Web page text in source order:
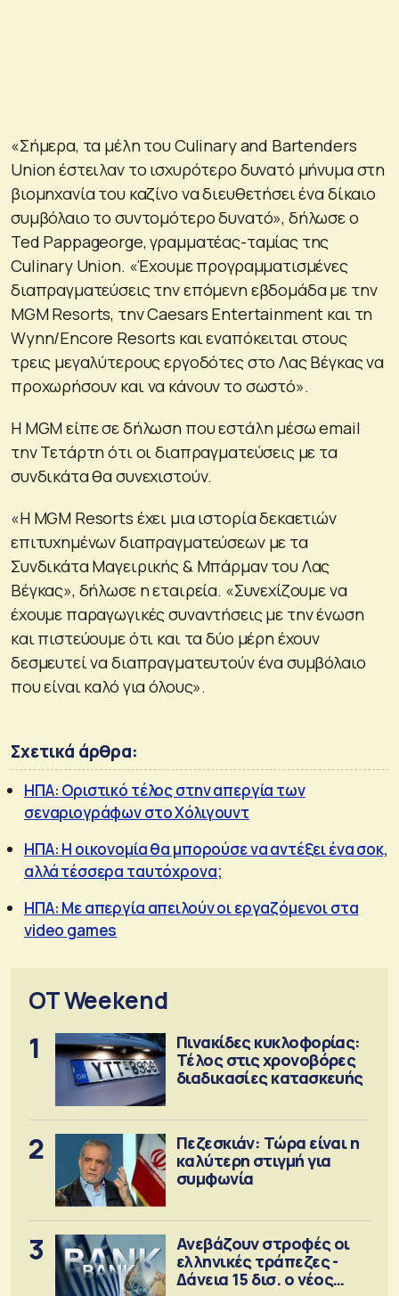
«Σήμερα, τα μέλη του Culinary and Bartenders
Union έστειλαν το ισχυρότερο δυνατό μήνυμα στη
βιομηχανία του καζίνο να διευθετήσει ένα δίκαιο
συμβόλαιο το συντομότερο δυνατό», δήλωσε ο
Ted Pappageorge, γραμματέας-ταμίας της
Culinary Union. «Έχουμε προγραμματισμένες
διαπραγματεύσεις την επόμενη εβδομάδα με την
MGM Resorts, την Caesars Entertainment και τη
Wynn/Encore Resorts και εναπόκειται στους
τρεις μεγαλύτερους εργοδότες στο Λας Βέγκας να
προχωρήσουν και να κάνουν το σωστό».
Η MGM είπε σε δήλωση που εστάλη μέσω email
την Τετάρτη ότι οι διαπραγματεύσεις με τα
συνδικάτα θα συνεχιστούν.
«Η MGM Resorts έχει μια ιστορία δεκαετιών
επιτυχημένων διαπραγματεύσεων με τα
Συνδικάτα Μαγειρικής & Μπάρμαν του Λας
Βέγκας», δήλωσε η εταιρεία. «Συνεχίζουμε να
έχουμε παραγωγικές συναντήσεις με την ένωση
και πιστεύουμε ότι και τα δύο μέρη έχουν
δεσμευτεί να διαπραγματευτούν ένα συμβόλαιο
που είναι καλό για όλους».
Σχετικά άρθρα:
ΗΠΑ: Οριστικό τέλος στην απεργία των
σεναριογράφων στο Χόλιγουντ
ΗΠΑ: Η οικονομία θα μπορούσε να αντέξει ένα σοκ,
αλλά τέσσερα ταυτόχρονα;
ΗΠΑ: Με απεργία απειλούν οι εργαζόμενοι στα
video games
OT Weekend
1
Πινακίδες κυκλοφορίας:
Τέλος στις χρονοβόρες
διαδικασίες κατασκευής
2
Πεζεσκιάν: Τώρα είναι η
καλύτερη στιγμή για
συμφωνία
3
Ανεβάζουν στροφές οι
ελληνικές τράπεζες -
Δάνεια 15 δισ. ο νέος